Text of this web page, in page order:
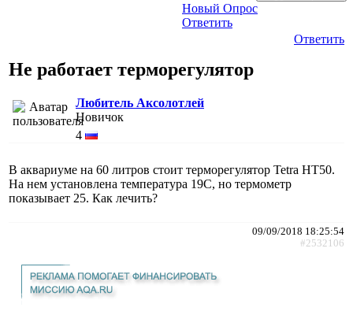
Новый Опрос
Ответить
Ответить
Не работает терморегулятор
Любитель Аксолотлей
Новичок
4
В аквариуме на 60 литров стоит терморегулятор Tetra HT50.
На нем установлена температура 19C, но термометр
показывает 25. Как лечить?
09/09/2018 18:25:54
#2532106